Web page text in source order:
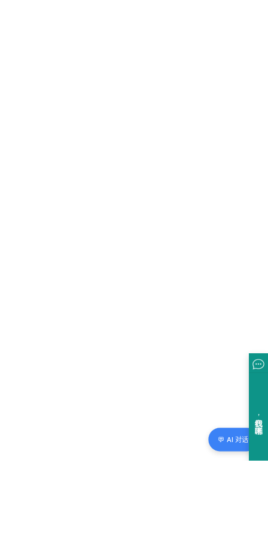
💬 AI 对话